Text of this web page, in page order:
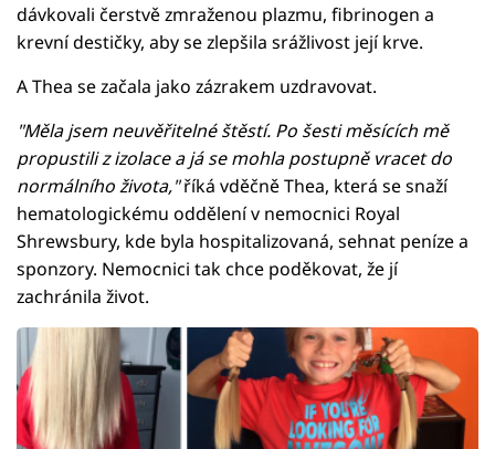
dávkovali čerstvě zmraženou plazmu, fibrinogen a
krevní destičky, aby se zlepšila srážlivost její krve.
A Thea se začala jako zázrakem uzdravovat.
"Měla jsem neuvěřitelné štěstí. Po šesti měsících mě
propustili z izolace a já se mohla postupně vracet do
normálního života,"říká vděčně Thea, která se snaží
hematologickému oddělení v nemocnici Royal
Shrewsbury, kde byla hospitalizovaná, sehnat peníze a
sponzory. Nemocnici tak chce poděkovat, že jí
zachránila život.